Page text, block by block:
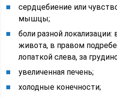
сердцебиение или
мышцы;
боли разной
живота, в правом
лопаткой слева, за
увеличенная печень;
холодные конечности;